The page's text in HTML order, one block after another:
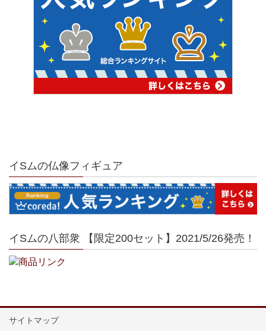
イSムの仏像フィギュア
イSムの八部衆 【限定200セット】2021/5/26発売！
サイトマップ